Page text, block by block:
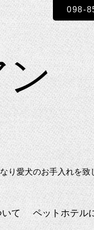
ア
り愛犬のお手入れを致
098-
て ペットホテル